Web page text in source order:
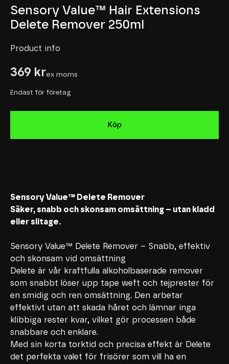
Sensory Value™ Hair Extensions
Delete Remover 250ml
Product info
369 krex moms
Endast för företag
Köp
Sensory Value™ Delete Remover
Säker, snabb och skonsam omsättning – utan kladd
eller slitage.
Sensory Value™ Delete Remover – Snabb, effektiv
och skonsam vid omsättning
Delete är vår kraftfulla alkoholbaserade remover
som snabbt löser upp tape weft och tejprester för
en smidig och ren omsättning. Den arbetar
effektivt utan att skada håret och lämnar inga
klibbiga rester kvar, vilket gör processen både
snabbare och enklare.
Med sin korta torktid och precisa effekt är Delete
det perfekta valet för frisörer som vill ha en